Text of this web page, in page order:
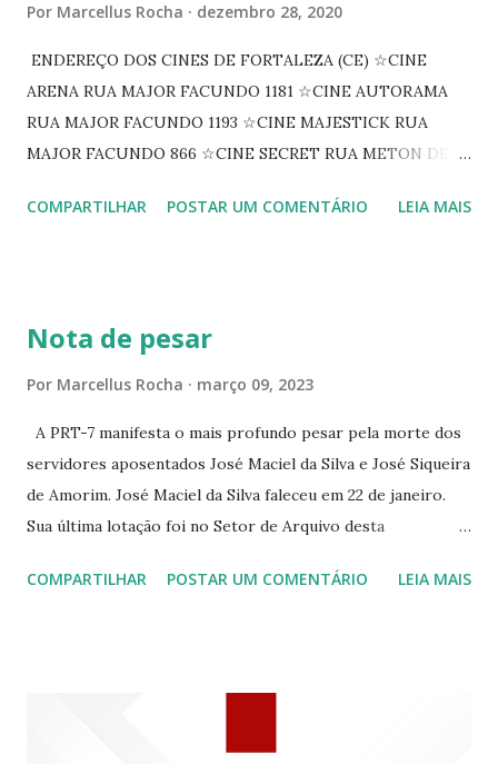
Por Marcellus Rocha dezembro 28, 2020
ENDEREÇO DOS CINES DE FORTALEZA (CE) ☆CINE
ARENA RUA MAJOR FACUNDO 1181 ☆CINE AUTORAMA
RUA MAJOR FACUNDO 1193 ☆CINE MAJESTICK RUA
MAJOR FACUNDO 866 ☆CINE SECRET RUA METON DE
PEIXOTO 1307 ☆CINE IRIS RUA FLORIANO PEIXOTO 1206
☆CINE VIP CLUBE RUA 24 DE MAIO 825 ☆CINE ECLIPSE
COMPARTILHAR POSTAR UM COMENTÁRIO LEIA MAIS
Nota de pesar
Por Marcellus Rocha março 09, 2023
A PRT-7 manifesta o mais profundo pesar pela morte dos
servidores aposentados José Maciel da Silva e José Siqueira
de Amorim. José Maciel da Silva faleceu em 22 de janeiro.
Sua última lotação foi no Setor de Arquivo desta
Siqueira Amorim faleceu em 28 de fevereiro e encerrou a
COMPARTILHAR POSTAR UM COMENTÁRIO LEIA MAIS